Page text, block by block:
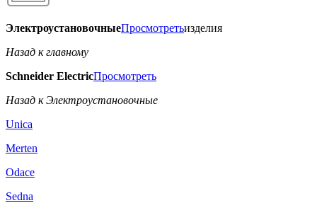
ЭлектроустановочныеПросмотретьизделия
Назад к главному
Schneider ElectricПросмотреть
Назад к Электроустановочные
Unica
Merten
Odace
Sedna